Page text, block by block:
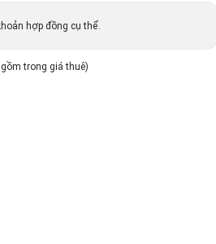
hợp đồng cụ thể.
trong giá thuê)